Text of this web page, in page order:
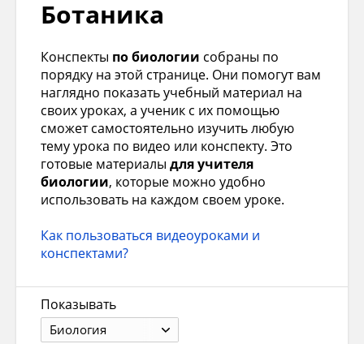
Ботаника
Конспекты по биологии собраны по
порядку на этой странице. Они помогут вам
наглядно показать учебный материал на
своих уроках, а ученик с их помощью
сможет самостоятельно изучить любую
тему урока по видео или конспекту. Это
готовые материалы для учителя
биологии, которые можно удобно
использовать на каждом своем уроке.
Как пользоваться видеоуроками и
конспектами?
Показывать
Биология